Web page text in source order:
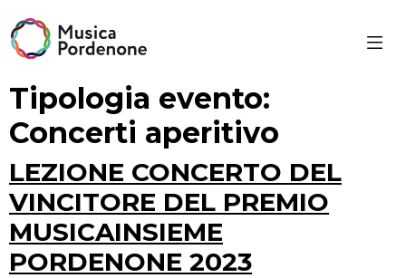
to
content
Tipologia evento:
Concerti aperitivo
LEZIONE CONCERTO DEL
VINCITORE DEL PREMIO
MUSICAINSIEME
PORDENONE 2023